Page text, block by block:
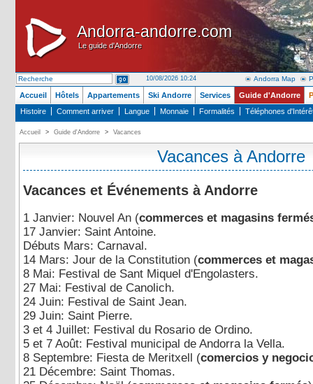
Andorra-andorre.com
Le guide d'Andorre
Andorra-andorre.com
Le guide d'Andorre
10/08/2026 10:24 Andorra Map
Accueil Hôtels Appartements Ski Andorre Services Guide d'Andorre
Histoire
Comment arriver Langue Monnaie Formalités Téléphones
Accueil > Guide d'Andorre > Vacances
Vacances à Andorre
Vacances et Événements à Andorre
1 Janvier: Nouvel An (commerces et magasins
17 Janvier: Saint Antoine.
Débuts Mars: Carnaval.
14 Mars: Jour de la Constitution (commerces et
8 Mai: Festival de Sant Miquel d'Engolasters.
27 Mai: Festival de Canolich.
24 Juin: Festival de Saint Jean.
29 Juin: Saint Pierre.
3 et 4 Juillet: Festival du Rosario de Ordino.
5 et 7 Août: Festival municipal de Andorra la Vella.
8 Septembre: Fiesta de Meritxell (comercios y
21 Décembre: Saint Thomas.